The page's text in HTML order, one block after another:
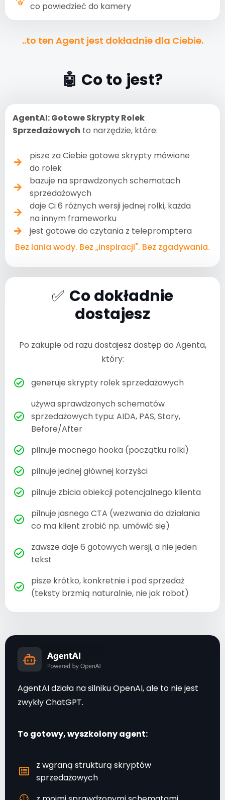
co powiedzieć do kamery
..to ten Agent jest dokładnie dla Ciebie.
🤖 Co to jest?
AgentAI: Gotowe Skrypty Rolek
Sprzedażowych to narzędzie, które:
pisze za Ciebie gotowe skrypty mówione
do rolek
bazuje na sprawdzonych schematach
sprzedażowych
daje Ci 6 różnych wersji jednej rolki, każda
na innym frameworku
jest gotowe do czytania z telepromptera
Bez lania wody. Bez „inspiracji". Bez zgadywania.
✅ Co dokładnie
dostajesz
Po zakupie od razu dostajesz dostęp do Agenta,
który:
generuje skrypty rolek sprzedażowych
używa sprawdzonych schematów
sprzedażowych typu: AIDA, PAS, Story,
Before/After
pilnuje mocnego hooka (początku rolki)
pilnuje jednej głównej korzyści
pilnuje zbicia obiekcji potencjalnego klienta
pilnuje jasnego CTA (wezwania do działania
co ma klient zrobić np. umówić się)
zawsze daje 6 gotowych wersji, a nie jeden
tekst
pisze krótko, konkretnie i pod sprzedaż
(teksty brzmią naturalnie, nie jak robot)
AgentAI działa na silnikuOpenAI, ale to nie jest
zwykły ChatGPT.
To gotowy, wyszkolony agent:
z wgraną strukturą skryptów
sprzedażowych